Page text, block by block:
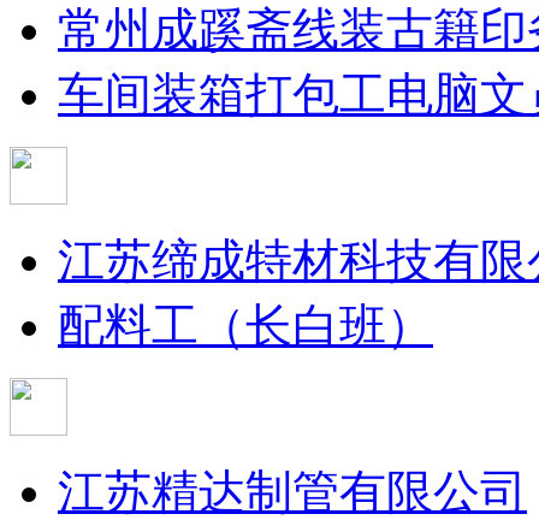
常州成蹊斋线装古籍
车间装箱打包工电脑文
江苏缔成特材科技有限
配料工（长白班）
江苏精达制管有限公司